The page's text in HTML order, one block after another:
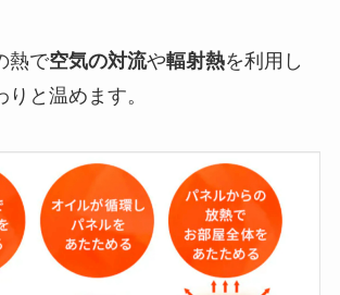
熱で空気の対流や輻射熱を利用し
と温めます。